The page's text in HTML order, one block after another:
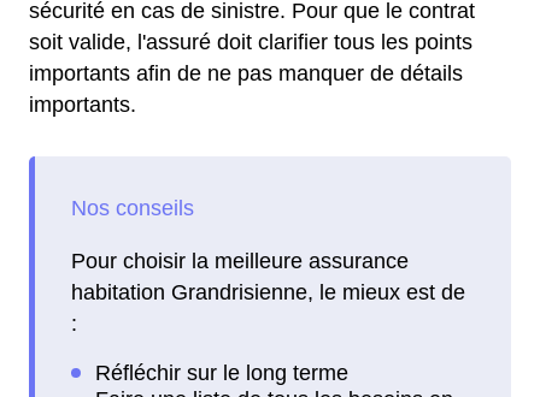
sécurité en cas de sinistre. Pour que le contrat
soit valide, l'assuré doit clarifier tous les points
importants afin de ne pas manquer de détails
importants.
Pour choisir la meilleure assurance
habitation Grandrisienne, le mieux est de
: